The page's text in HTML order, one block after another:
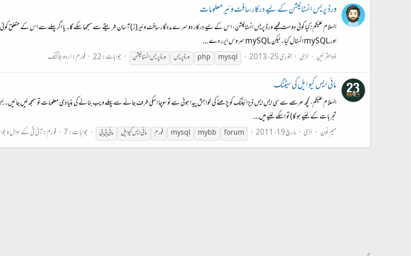
ورڈ پریس انسٹالیشن کے لیے درکار سافٹ وئیر معلومات
اور mySQL انسٹال کیا۔ لیکن mySQL سروس ایرر دے...
ذوالقرنین
لڑی جنوری 25، 2013 mysql
php ورڈ پریس ورڈ پریس انسٹالیشن جوابات: 22 فورم:اردو بلاگنگ
مائی ایس کیو ایل کی سیٹنگ
السلام علیکم، کچھ عرصے سے سی ایس ایس ڈیزائیننگ کو پڑھنے کی خواہش پیدا ہوئی ہے تو سوچا اسکی طرف جانے سے پہلے ویب بنانے کی بنیادی معلومات تو سمجھ لیں جائیں۔
تجربات کے لئیے ہو گا) تو اسکے لئیے میں...
میم نون
لڑی مارچ 19، 2011 forum
mybb
mysql فورم مائی ایس کیو ایل مائی بی بی جوابات: 7 فورم:آئی ٹی کے سوال و